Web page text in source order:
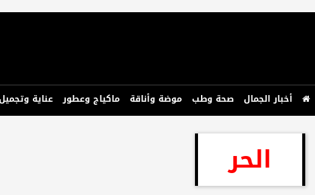
أخبار الجمال صحة وطب موضة وأناقة ماكياج وعطور عناية وتجميل
الحر